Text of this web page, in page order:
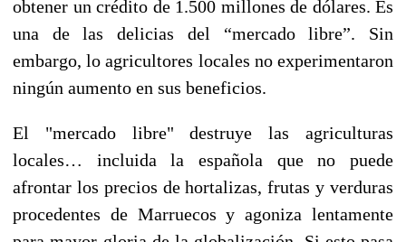
obtener un crédito de 1.500 millones de dólares. Es
una de las delicias del “mercado libre”. Sin
embargo, lo agricultores locales no experimentaron
ningún aumento en sus beneficios.
El "mercado libre" destruye las agriculturas
locales… incluida la española que no puede
afrontar los precios de hortalizas, frutas y verduras
procedentes de Marruecos y agoniza lentamente